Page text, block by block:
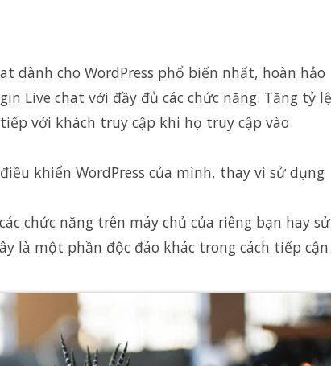
dành cho WordPress phổ biến nhất, hoàn hảo
Live chat với đầy đủ các chức năng. Tăng tỷ lệ
với khách truy cập khi họ truy cập vào
khiển WordPress của mình, thay vì sử dụng
chức năng trên máy chủ của riêng bạn hay sử
là một phần độc đáo khác trong cách tiếp cận